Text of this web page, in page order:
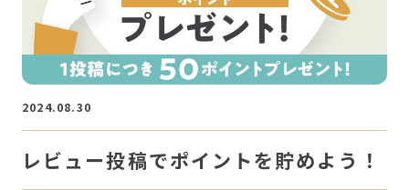
2024.08.30
レビュー投稿でポイントを貯めよう！